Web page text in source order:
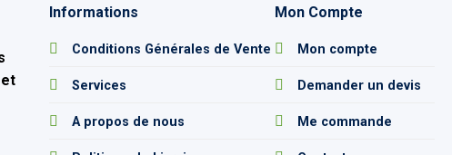
Informations
Conditions Générales de Vente
Services
A propos de nous
Mon Compte
Mon compte
Demander un devis
Me commande